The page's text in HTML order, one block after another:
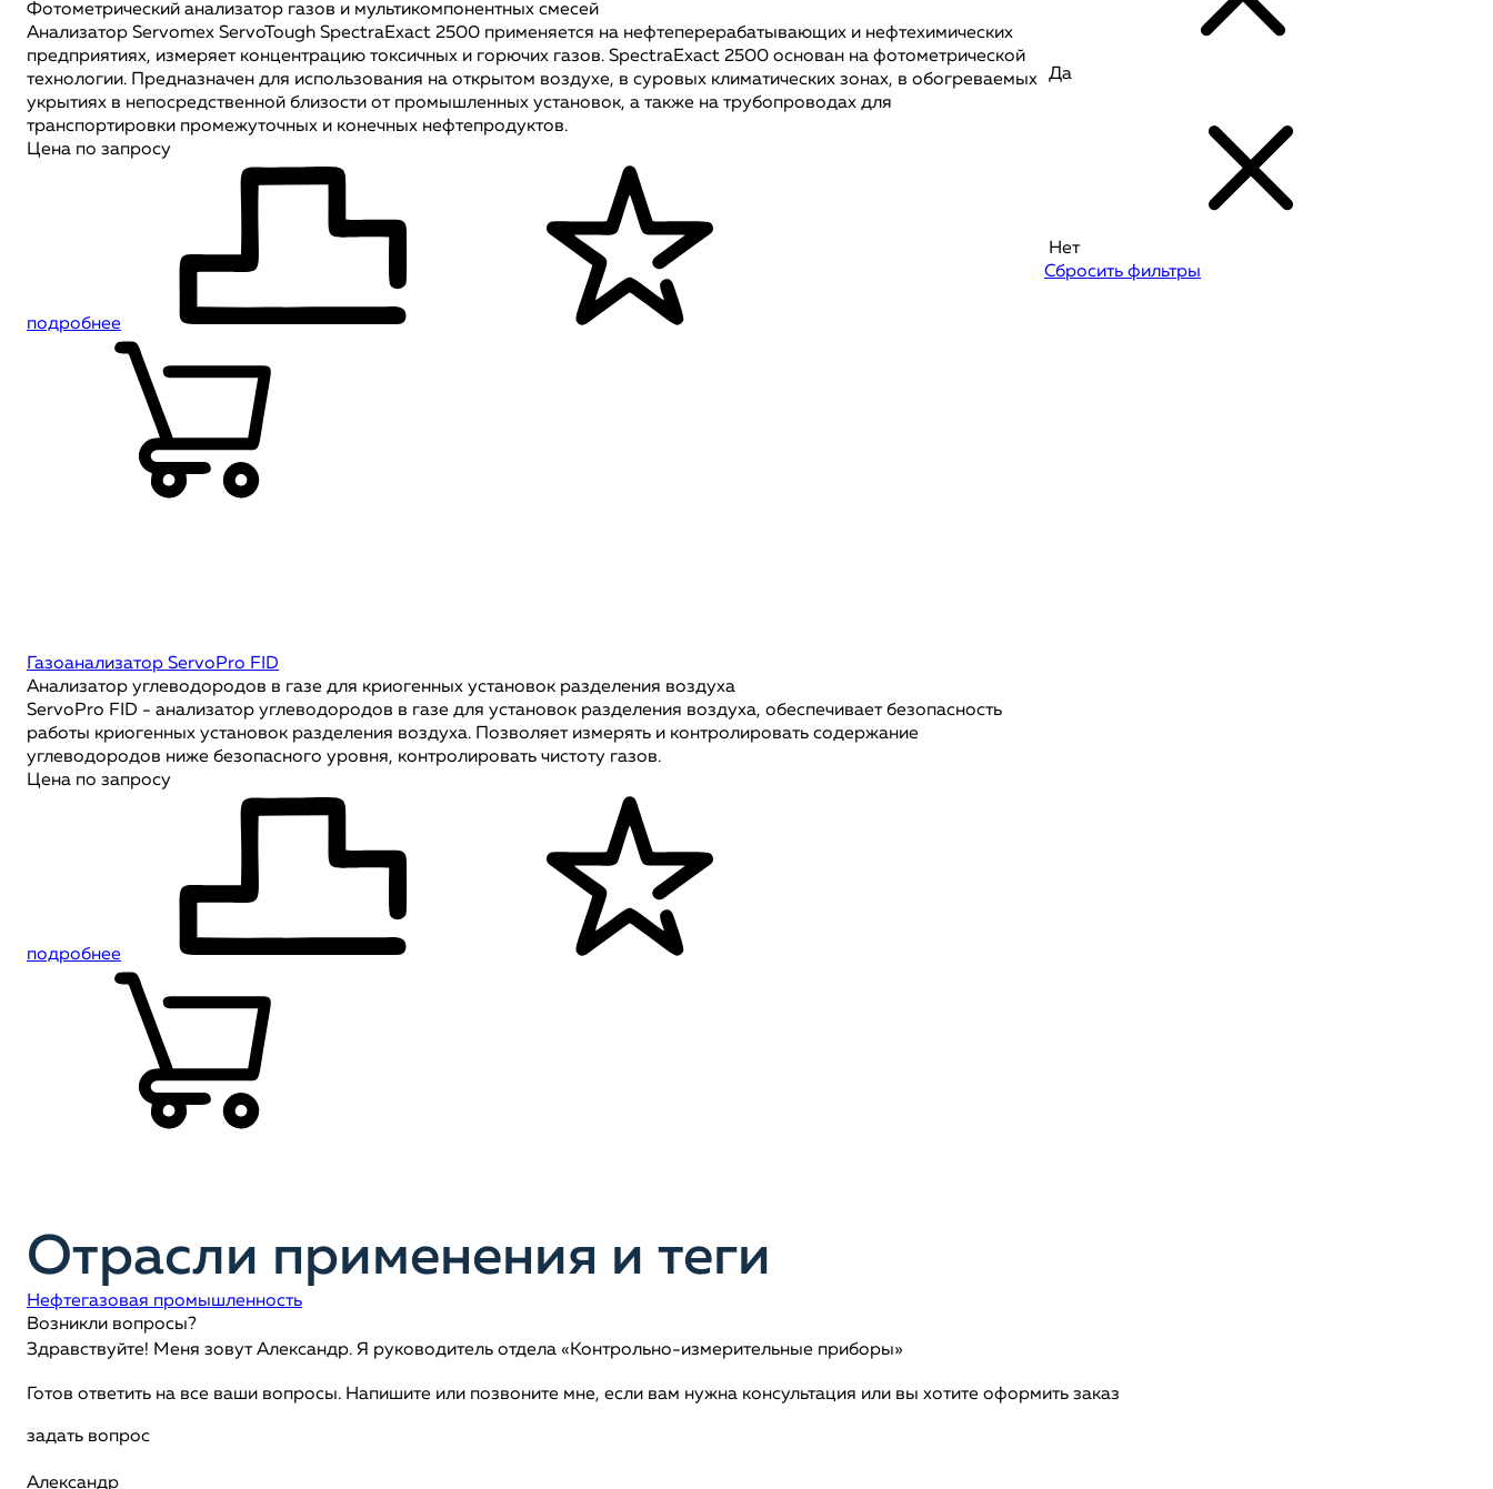
Фотометрический анализатор газов и мультикомпонентных смесей
Анализатор Servomex ServoTough SpectraExact 2500 применяется на нефтеперерабатывающих и нефтехимических
предприятиях, измеряет концентрацию токсичных и горючих газов. SpectraExact 2500 основан на фотометрической
технологии. Предназначен для использования на открытом воздухе, в суровых климатических зонах, в обогреваемых
укрытиях в непосредственной близости от промышленных установок, а также на трубопроводах для
транспортировки промежуточных и конечных нефтепродуктов.
Цена по запросу
подробнее
Газоанализатор ServoPro FID
Анализатор углеводородов в газе для криогенных установок разделения воздуха
ServoPro FID - анализатор углеводородов в газе для установок разделения воздуха, обеспечивает безопасность
работы криогенных установок разделения воздуха. Позволяет измерять и контролировать содержание
углеводородов ниже безопасного уровня, контролировать чистоту газов.
Цена по запросу
подробнее
Да
Нет
Сбросить фильтры
Отрасли применения и теги
Нефтегазовая промышленность
Возникли вопросы?
Здравствуйте! Меня зовут Александр. Я руководитель отдела «Контрольно-измерительные приборы»
Готов ответить на все ваши вопросы. Напишите или позвоните мне, если вам нужна консультация или вы хотите оформить заказ
задать вопрос
Александр